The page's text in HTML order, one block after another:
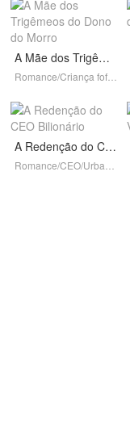
A Mãe dos Trigêmeos do Dono do Morro
A Redenção do CEO Bilionário